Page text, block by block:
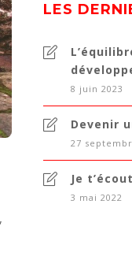
LES
8 juin 2023
Devenir
27
Je
3 mai 2022